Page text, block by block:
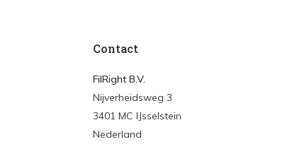
Contact
FilRight B.V.
Nijverheidsweg 3
3401 MC IJsselstein
Nederland